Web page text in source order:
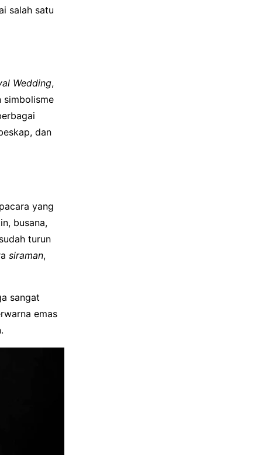
salah satu
Wedding,
simbolisme
dan
yang
busana,
turun
siraman,
sangat
emas